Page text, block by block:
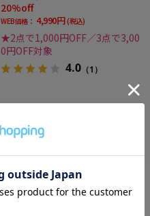
20%off
WEB価格： 4,990円 (税込)
★2点で1,000円OFF／3点で3,00
0円OFF対象
4.0 （1）